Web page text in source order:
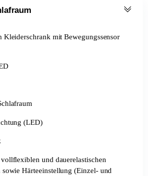
Kleiderschrank mit Bewegungssensor
(LED)
und dauerelastischen
Härteeinstellung (Einzel- und